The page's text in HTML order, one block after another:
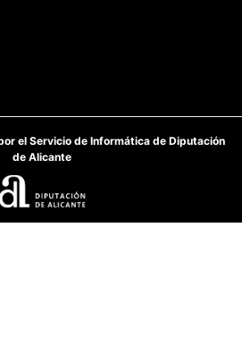
el Servicio de Informática de Diputación
de Alicante